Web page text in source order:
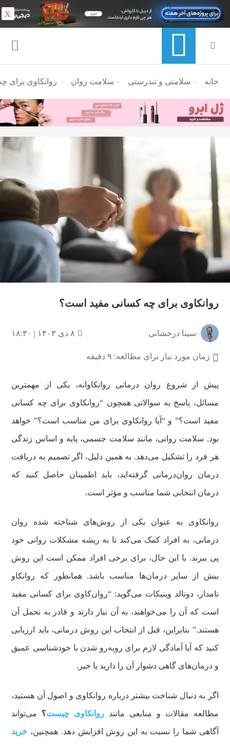
منوی ناوبری خرده نان
خانه سلامتی و تندرستی سلامت روان روانکاوی برای
روانکاوی برای چه کسانی مفید است؟
سینا درخشانی ۸ دی ۱۴۰۳ | ۱۸:۳۰
زمان مورد نیاز برای مطالعه: ۹ دقیقه
پیش از شروع روان درمانی روانکاوانه، یکی از مهمترین
مسائل، پاسخ به سوالاتی همچون “روانکاوی برای چه کسانی
مفید است؟” و “آیا روانکاوی برای من مناسب است؟” خواهد
بود. سلامت روانی، مانند سلامت جسمی، پایه و اساس زندگی
هر فرد را تشکیل می‌دهد. به همین دلیل، اگر تصمیم به دریافت
درمان روان‌درمانی گرفته‌اید، باید اطمینان حاصل کنید که
درمان انتخابی شما مناسب و مؤثر است.
روانکاوی به عنوان یکی از روش‌های شناخته شده روان
درمانی، به افراد کمک می‌کند تا به ریشه مشکلات روانی خود
پی ببرند. با این حال، برای برخی افراد ممکن است این روش
بیش از سایر درمان‌ها مناسب باشد. همانطور که روانکاو
نامدار، دونالد وینیکات می‌گوید: “روان‌کاوی برای کسانی مفید
است که آن را می‌خواهند، به آن نیاز دارند و قادر به تحمل آن
هستند.” بنابراین، قبل از انتخاب این روش درمانی، باید ارزیابی
کنید که آیا آمادگی لازم برای روبه‌رو شدن با خودشناسی عمیق
و درمان‌های گاهی دشوار آن را دارید یا خیر.
اگر به دنبال شناخت بیشتر درباره روانکاوی و اصول آن هستید،
مطالعه مقالات و منابعی مانند روانکاوی چیست؟ می‌تواند
آگاهی شما را نسبت به این روش افزایش دهد. همچنین، خرید
X